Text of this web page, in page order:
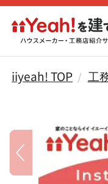
iiyeah! TOP 工